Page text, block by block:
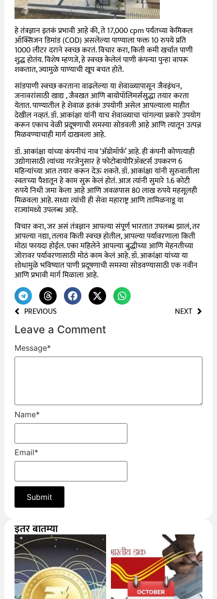
हे तंत्रज्ञान इतकं प्रभावी आहे की, ते 17,000 cpm पर्यंतच्या केमिकल
ऑक्सिजन डिमांड (COD) असलेल्या पाण्याला फक्त 10 रुपये प्रति
1000 लीटर दराने स्वच्छ करतं. विचार करा, किती कमी खर्चात पाणी
शुद्ध होतंय. विशेष म्हणजे, हे स्वच्छ केलेलं पाणी कंपन्या पुन्हा वापरू
शकतात, ज्यामुळे पाण्याची खूप बचत होते.
सांडपाणी स्वच्छ करताना वाढलेल्या या शेवाळ्यापासून जैवइंधन,
जनावरांसाठी खाद्य , जैवखत आणि बायोपॉलिमर्ससुद्धा तयार करता
येतात. पाण्यातील हे शेवाळ इतकं उपयोगी असेल आपल्याला माहीत
देखील नव्हतं. डॉ. आकांक्षा यांनी याच शेवाळ्याचा चांगल्या प्रकारे उपयोग
करून एकाच वेळी प्रदूषणाची समस्या सोडवली आहे आणि त्यातून उत्पन्न
मिळवण्याचाही मार्ग दाखवला आहे.
डॉ. आकांक्षा यांच्या कंपनीचं नाव ‘अ‍ॅग्रोमॉर्फ’ आहे. ही कंपनी कोणत्याही
उद्योगासाठी त्यांच्या गरजेनुसार हे फोटोबायोरिॲक्टर्स उपकरण 6
महिन्यांच्या आत तयार करून देऊ शकते. डॉ. आकांक्षा यांनी सुरुवातीला
स्वतःच्या पैशातून हे काम सुरू केलं होतं. आज त्यांनी सुमारे 1.6 कोटी
रुपये निधी जमा केला आहे आणि जवळपास 80 लाख रुपये महसूलही
मिळवला आहे. सध्या त्यांची ही सेवा महाराष्ट्र आणि तामिळनाडू या
राज्यांमध्ये उपलब्ध आहे.
विचार करा, जर असं तंत्रज्ञान आपल्या संपूर्ण भारतात उपलब्ध झालं, तर
आपल्या नद्या, तलाव किती स्वच्छ होतील, आपल्या पर्यावरणाला किती
मोठा फायदा होईल. एका महिलेने आपल्या बुद्धीच्या आणि मेहनतीच्या
जोरावर पर्यावरणासाठी मोठं काम केलं आहे. डॉ. आकांक्षा यांच्या या
शोधामुळे भविष्यात पाणी प्रदूषणाची समस्या सोडवण्यासाठी एक नवीन
आणि प्रभावी मार्ग मिळाला आहे.
PREVIOUS NEXT
Leave a Comment
Message*
Name*
Email*
इतर बातम्या